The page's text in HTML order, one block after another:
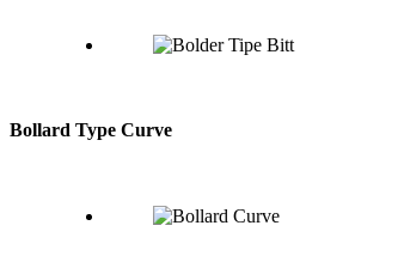
Bollard Type Curve